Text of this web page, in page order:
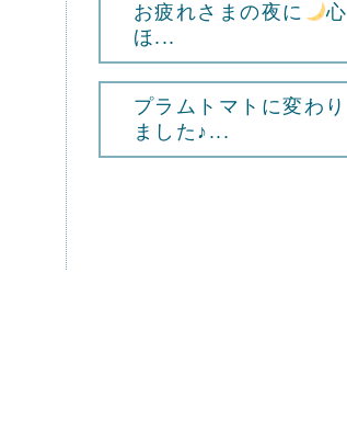
お疲れさまの夜に
心
ほ...
プラムトマトに変わり
ました♪...